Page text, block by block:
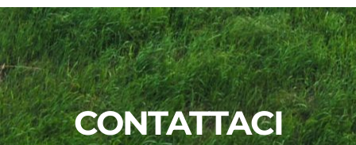
CONTATTACI